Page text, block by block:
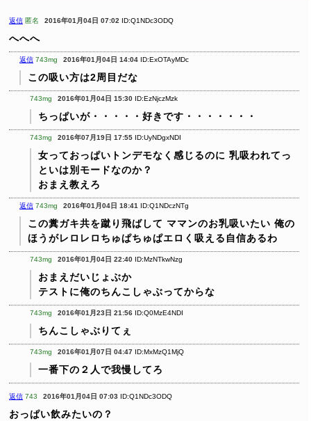
返信 匿名 2016年01月04日 07:02 ID:Q1NDc3ODQ
へへへ
返信 743mg 2016年01月04日 14:04 ID:ExOTAyMDc
この吸い方は2周目だな
743mg 2016年01月04日 15:30 ID:EzNjczMzk
ちっぱいが・・・・・好きです・・・・・・・
743mg 2016年07月19日 17:55 ID:UyNDgxNDI
女っておっぱいトンデモなく感じるのに 乳吸われてっ
といは別モードなのか？
おまえ教えろ
返信 743mg 2016年01月04日 18:41 ID:Q1NDczNTg
この糞ガキ共を蹴り飛ばして ママンのお乳吸いたい 俺の
ほうがレロレロちゅぱちゅぱエロく吸える自信あるわ
743mg 2016年01月04日 22:40 ID:MzNTkwNzg
おまえだいじょぶか
テストに俺のちんこしゃぶってからな
743mg 2016年01月23日 21:56 ID:Q0MzE4NDI
ちんこしゃぶりてぇ
743mg 2016年01月07日 04:47 ID:MxMzQ1MjQ
一番下の２人で我慢してろ
返信 743 2016年01月04日 07:03 ID:Q1NDc3ODQ
おっぱい飲みたいの？